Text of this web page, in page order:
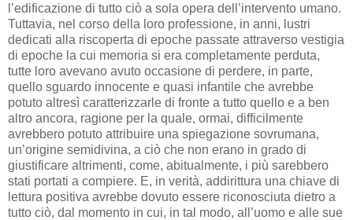
l’edificazione di tutto ciò a sola opera dell’intervento umano.
Tuttavia, nel corso della loro professione, in anni, lustri
dedicati alla riscoperta di epoche passate attraverso vestigia
di epoche la cui memoria si era completamente perduta,
tutte loro avevano avuto occasione di perdere, in parte,
quello sguardo innocente e quasi infantile che avrebbe
potuto altresì caratterizzarle di fronte a tutto quello e a ben
altro ancora, ragione per la quale, ormai, difficilmente
avrebbero potuto attribuire una spiegazione sovrumana,
un’origine semidivina, a ciò che non erano in grado di
giustificare altrimenti, come, abitualmente, i più sarebbero
stati portati a compiere. E, in verità, addirittura una chiave di
lettura positiva avrebbe dovuto essere riconosciuta dietro a
tutto ciò, dal momento in cui, in tal modo, all’uomo e alle sue